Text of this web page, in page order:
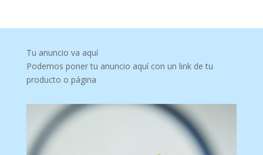
Tu anuncio va aquí
Podemos poner tu anuncio aquí con un link de tu
producto o página